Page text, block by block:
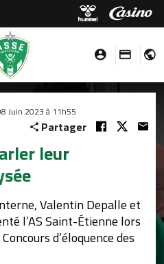
Juin 2023 à 11h55
Partager
leur
Valentin Depalle et
l’AS Saint-Étienne lors
d’éloquence des